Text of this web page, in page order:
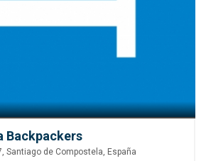
Backpackers
Santiago de Compostela, España